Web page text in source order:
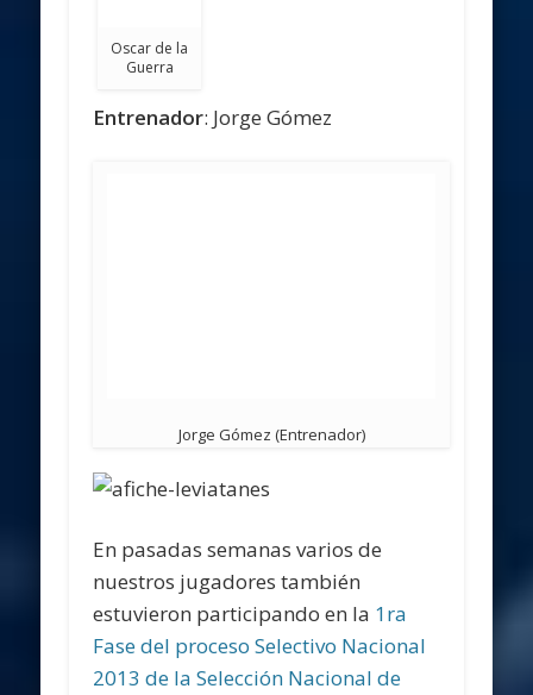
Oscar de la
Guerra
Entrenador: Jorge Gómez
Jorge Gómez (Entrenador)
En pasadas semanas varios de
nuestros jugadores también
estuvieron participando en la 1ra
Fase del proceso Selectivo Nacional
2013 de la Selección Nacional de